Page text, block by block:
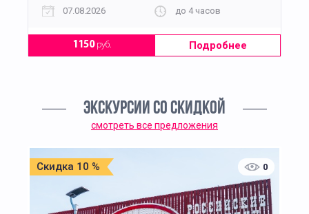
07.08.2026
до 4 часов
1150руб. Подробнее
ЭКСКУРСИИ СО СКИДКОЙ
смотреть все предложения
Скидка 10 % 0